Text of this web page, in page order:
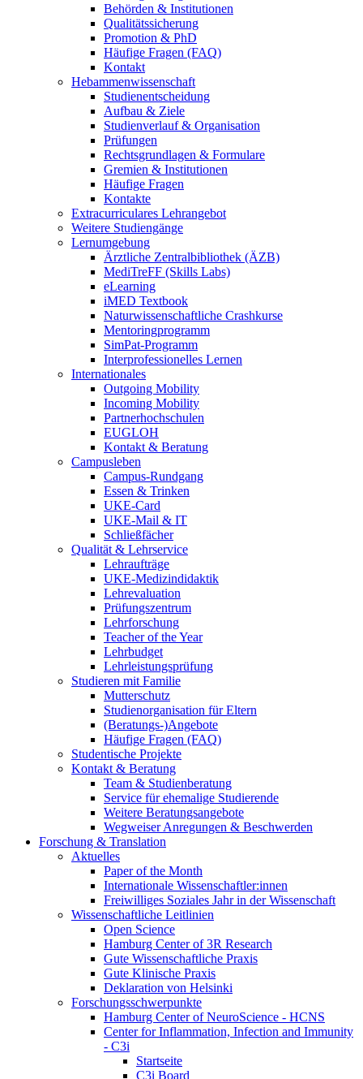
Behörden & Institutionen
Qualitätssicherung
Promotion & PhD
Häufige Fragen (FAQ)
Kontakt
Hebammenwissenschaft
Studienentscheidung
Aufbau & Ziele
Studienverlauf & Organisation
Prüfungen
Rechtsgrundlagen & Formulare
Gremien & Institutionen
Häufige Fragen
Kontakte
Extracurriculares Lehrangebot
Weitere Studiengänge
Lernumgebung
Ärztliche Zentralbibliothek (ÄZB)
MediTreFF (Skills Labs)
eLearning
iMED Textbook
Naturwissenschaftliche Crashkurse
Mentoringprogramm
SimPat-Programm
Interprofessionelles Lernen
Internationales
Outgoing Mobility
Incoming Mobility
Partnerhochschulen
EUGLOH
Kontakt & Beratung
Campusleben
Campus-Rundgang
Essen & Trinken
UKE-Card
UKE-Mail & IT
Schließfächer
Qualität & Lehrservice
Lehraufträge
UKE-Medizindidaktik
Lehrevaluation
Prüfungszentrum
Lehrforschung
Teacher of the Year
Lehrbudget
Lehrleistungsprüfung
Studieren mit Familie
Mutterschutz
Studienorganisation für Eltern
(Beratungs-)Angebote
Häufige Fragen (FAQ)
Studentische Projekte
Kontakt & Beratung
Team & Studienberatung
Service für ehemalige Studierende
Weitere Beratungsangebote
Wegweiser Anregungen & Beschwerden
Forschung & Translation
Aktuelles
Paper of the Month
Internationale Wissenschaftler:innen
Freiwilliges Soziales Jahr in der Wissenschaft
Wissenschaftliche Leitlinien
Open Science
Hamburg Center of 3R Research
Gute Wissenschaftliche Praxis
Gute Klinische Praxis
Deklaration von Helsinki
Forschungsschwerpunkte
Hamburg Center of NeuroScience - HCNS
Center for Inflammation, Infection and Immunity
- C3i
Startseite
C3i Board